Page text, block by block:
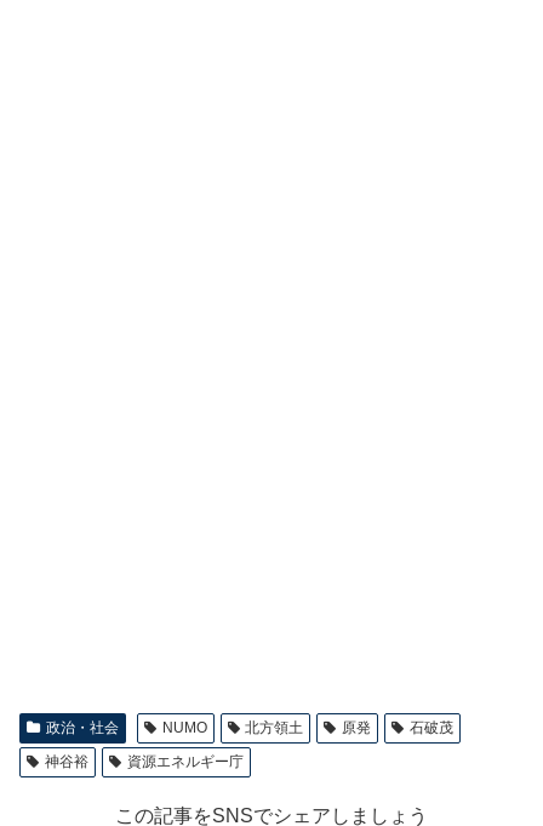
政治・社会 NUMO 北方領土 原発
石破茂
神谷裕
資源エネルギー庁
この記事をSNSでシェアしましょう